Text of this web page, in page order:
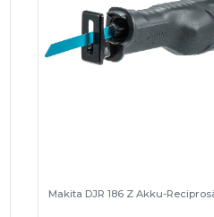
Makita DJR 186 Z Akku-